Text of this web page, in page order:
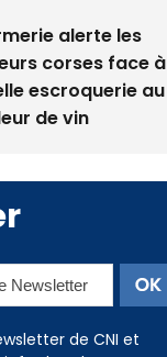
alerte les
corses face à
escroquerie au
de vin
de CNI et